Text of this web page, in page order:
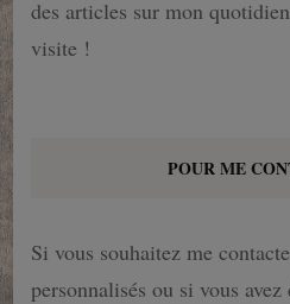
des articles sur mon
visite !
POUR ME
Si vous souhaitez me
personnalisés ou si vous avez